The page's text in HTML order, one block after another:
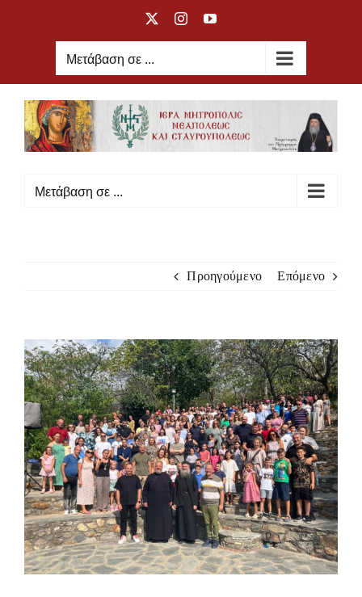
X InstagramYouTube
Μετάβαση σε ...
Μετάβαση σε ...
Προηγούμενο Επόμενο
Προβολή
μεγαλύτερης
εικόνας